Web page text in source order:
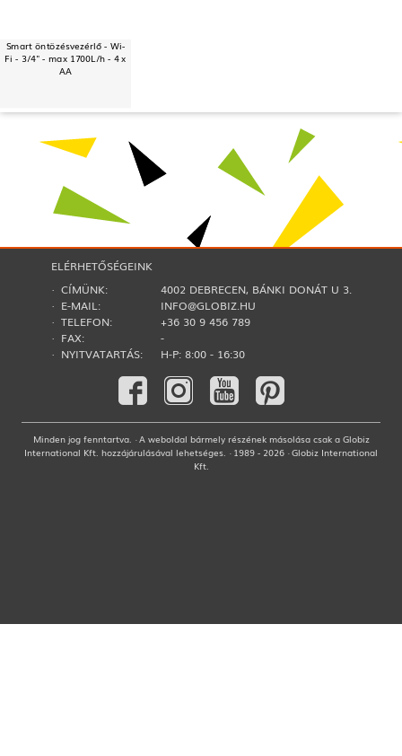
Smart öntözésvezérlő - Wi-
Fi - 3/4" - max 1700L/h - 4 x
AA
ELÉRHETŐSÉGEINK
· CÍMÜNK:
4002 DEBRECEN, BÁNKI DONÁT U 3.
· E-MAIL:
INFO@GLOBIZ.HU
· TELEFON:
+36 30 9 456 789
· FAX:
-
· NYITVATARTÁS:
H-P: 8:00 - 16:30
Minden jog fenntartva. · A weboldal bármely részének másolása csak a Globiz
International Kft. hozzájárulásával lehetséges. · 1989 - 2026 · Globiz International
Kft.